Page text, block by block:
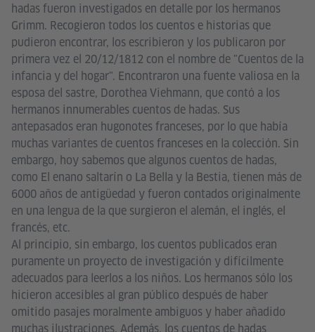
hadas fueron investigados en detalle por los hermanos
Grimm. Recogieron todos los cuentos e historias que
pudieron encontrar, los escribieron y los publicaron por
primera vez el 20/12/1812 con el nombre de "Cuentos de la
infancia y del hogar". Encontraron una fuente valiosa en la
esposa del sastre, Dorothea Viehmann, que contó a los
hermanos innumerables cuentos de hadas. Sus
antepasados eran hugonotes franceses, por lo que había
muchas variantes de cuentos franceses en la colección. Sin
embargo, hoy sabemos que algunos cuentos de hadas,
como El enano saltarín o La Bella y la Bestia, tienen más de
6000 años de antigüedad y fueron contados originalmente
en una lengua de la que surgieron el alemán, el inglés, el
francés, etc.
Al principio, sin embargo, los cuentos publicados eran
puramente un proyecto de investigación y difícilmente
adecuados para leerlos a los niños. Los hermanos sólo los
hicieron accesibles al gran público después de haber
omitido pasajes moralmente ambiguos y haber añadido
muchas ilustraciones. Además, los cuentos de hadas